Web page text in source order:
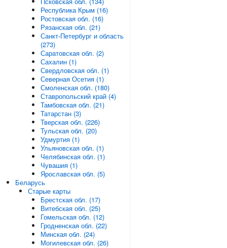
Республика Крым (16)
Ростовская обл. (16)
Рязанская обл. (21)
Санкт-Петербург и область
(273)
Саратовская обл. (2)
Сахалин (1)
Свердловская обл. (1)
Северная Осетия (1)
Смоленская обл. (180)
Ставропольский край (4)
Тамбовская обл. (21)
Татарстан (3)
Тверская обл. (226)
Тульская обл. (20)
Удмуртия (1)
Ульяновская обл. (1)
Челябинская обл. (1)
Чувашия (1)
Ярославская обл. (5)
Беларусь
Старые карты
Брестская обл. (17)
Витебская обл. (25)
Гомельская обл. (12)
Гродненская обл. (22)
Минская обл. (24)
Могилевская обл. (26)